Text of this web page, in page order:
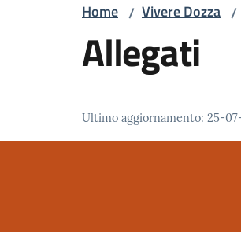
Home / Vivere Dozza /
Allegati
Ultimo aggiornamento: 25-07-